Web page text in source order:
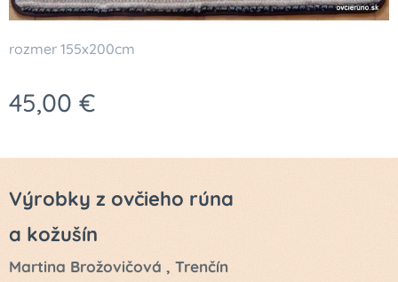
rozmer 155x200cm
45,00 €
Výrobky z ovčieho rúna
a kožušín
Martina Brožovičová , Trenčín